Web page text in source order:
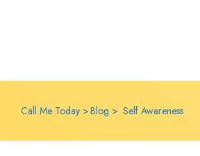
Call Me Today Blog Self Awareness